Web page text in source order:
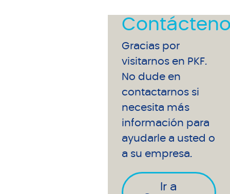
Gracias por
visitarnos en PKF.
No dude en
contactarnos si
necesita más
información para
ayudarle a usted o
a su empresa.
Ir a